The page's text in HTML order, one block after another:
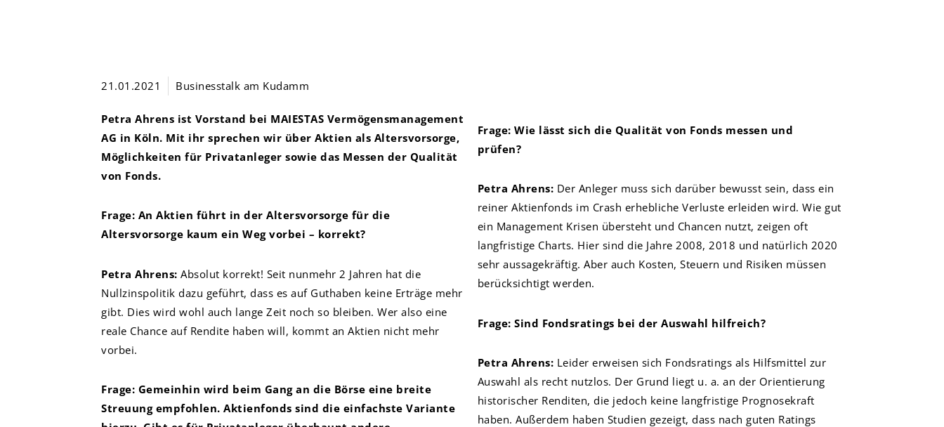
21.01.2021 Businesstalk am Kudamm
Petra Ahrens ist Vorstand bei MAIESTAS Vermögensmanagement
AG in Köln. Mit ihr sprechen wir über Aktien als Altersvorsorge,
Möglichkeiten für Privatanleger sowie das Messen der Qualität
von Fonds.
Frage: An Aktien führt in der Altersvorsorge für die
Altersvorsorge kaum ein Weg vorbei – korrekt?
Petra Ahrens: Absolut korrekt! Seit nunmehr 2 Jahren hat die
Nullzinspolitik dazu geführt, dass es auf Guthaben keine Erträge mehr
gibt. Dies wird wohl auch lange Zeit noch so bleiben. Wer also eine
reale Chance auf Rendite haben will, kommt an Aktien nicht mehr
vorbei.
Frage: Gemeinhin wird beim Gang an die Börse eine breite
Streuung empfohlen. Aktienfonds sind die einfachste Variante
Frage: Wie lässt sich die Qualität von Fonds messen und
prüfen?
Petra Ahrens: Der Anleger muss sich darüber bewusst sein, dass ein
reiner Aktienfonds im Crash erhebliche Verluste erleiden wird. Wie gut
ein Management Krisen übersteht und Chancen nutzt, zeigen oft
langfristige Charts. Hier sind die Jahre 2008, 2018 und natürlich 2020
sehr aussagekräftig. Aber auch Kosten, Steuern und Risiken müssen
berücksichtigt werden.
Frage: Sind Fondsratings bei der Auswahl hilfreich?
Petra Ahrens: Leider erweisen sich Fondsratings als Hilfsmittel zur
Auswahl als recht nutzlos. Der Grund liegt u. a. an der Orientierung
historischer Renditen, die jedoch keine langfristige Prognosekraft
haben. Außerdem haben Studien gezeigt, dass nach guten Ratings